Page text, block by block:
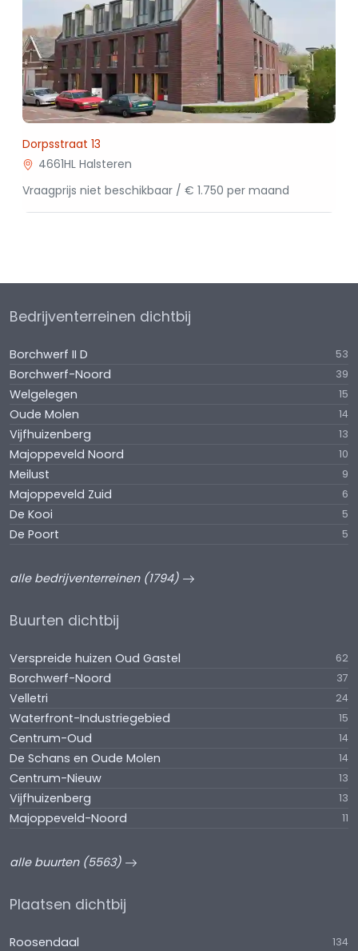
Dorpsstraat 13
4661HL Halsteren
Vraagprijs niet beschikbaar / € 1.750 per maand
Bedrijventerreinen dichtbij
Borchwerf II D 53
Borchwerf-Noord 39
Welgelegen 15
Oude Molen 14
Vijfhuizenberg 13
Majoppeveld Noord 10
Meilust 9
Majoppeveld Zuid 6
De Kooi 5
De Poort 5
alle bedrijventerreinen (1794)
Buurten dichtbij
Verspreide huizen Oud Gastel 62
Borchwerf-Noord 37
Velletri 24
Waterfront-Industriegebied 15
Centrum-Oud 14
De Schans en Oude Molen 14
Centrum-Nieuw 13
Vijfhuizenberg 13
Majoppeveld-Noord 11
alle buurten (5563)
Plaatsen dichtbij
Roosendaal 134